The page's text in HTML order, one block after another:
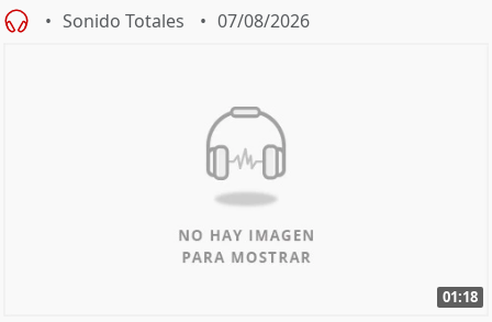
Sonido Totales 07/08/2026
01:18